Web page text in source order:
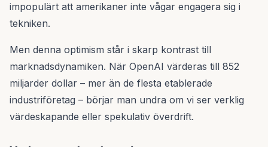
impopulärt att amerikaner inte vågar engagera sig i
tekniken.
Men denna optimism står i skarp kontrast till
marknadsdynamiken. När OpenAI värderas till 852
miljarder dollar – mer än de flesta etablerade
industriföretag – börjar man undra om vi ser verklig
värdeskapande eller spekulativ överdrift.